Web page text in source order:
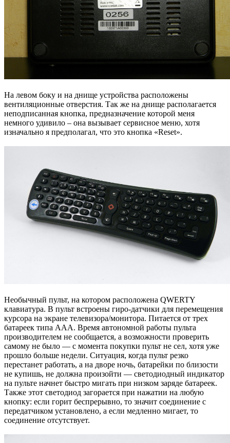
На левом боку и на днище устройства расположены
вентиляционные отверстия. Так же на днище располагается
неподписанная кнопка, предназначение которой меня
немного удивило – она вызывает сервисное меню, хотя
изначально я предполагал, что это кнопка «Reset».
Необычный пульт, на котором расположена QWERTY
клавиатура. В пульт встроены гиро-датчики для перемещения
курсора на экране телевизора/монитора. Питается от трех
батареек типа AAA. Время автономной работы пульта
производителем не сообщается, а возможности проверить
самому не было — с момента покупки пульт не сел, хотя уже
прошло больше недели. Ситуация, когда пульт резко
перестанет работать, а на дворе ночь, батарейки по близости
не купишь, не должна произойти — светодиодный индикатор
на пульте начнет быстро мигать при низком заряде батареек.
Также этот светодиод загорается при нажатии на любую
кнопку: если горит беспрерывно, то значит соединение с
передатчиком установлено, а если медленно мигает, то
соединение отсутствует.